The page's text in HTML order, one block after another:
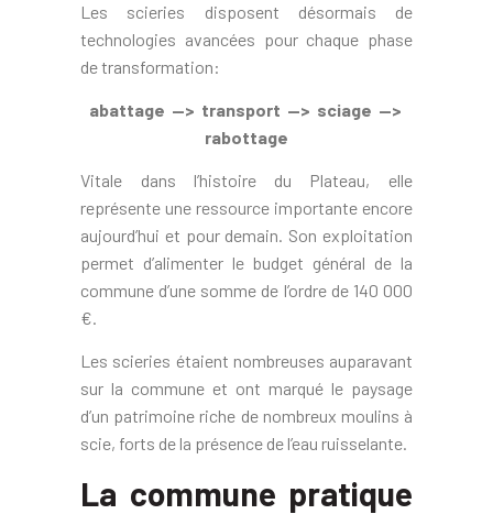
Les scieries disposent désormais de
technologies avancées pour chaque phase
de transformation:
abattage —> transport —> sciage —>
rabottage
Vitale dans l’histoire du Plateau, elle
représente une ressource importante encore
aujourd’hui et pour demain. Son exploitation
permet d’alimenter le budget général de la
commune d’une somme de l’ordre de 140 000
€.
Les scieries étaient nombreuses auparavant
sur la commune et ont marqué le paysage
d’un patrimoine riche de nombreux moulins à
scie, forts de la présence de l’eau ruisselante.
La commune pratique